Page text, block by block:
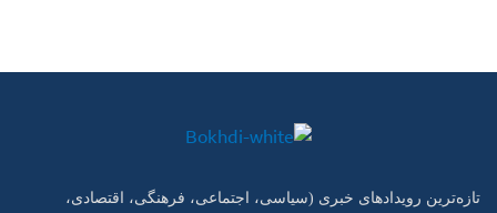
تازه‌ترین رویدادهای خبری (سیاسی، اجتماعی، فرهنگی، اقتصادی،